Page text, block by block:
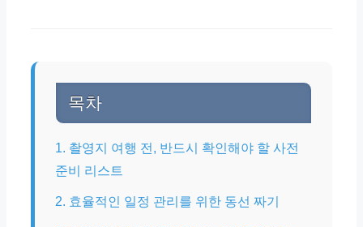
목차
1. 촬영지 여행 전, 반드시 확인해야 할 사전
준비 리스트
2. 효율적인 일정 관리를 위한 동선 짜기